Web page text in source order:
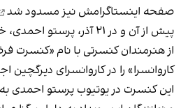
صفحه اینستاگرامش نیز مسدود شد
پیش از آن و در ۲۱ آذر،
از هنرمندان کنسرتی با نام «کنسرت
کاروانسرا» را در کاروانسرای دیرگچین
این کنسرت در یوتیوب پرستو احمدی